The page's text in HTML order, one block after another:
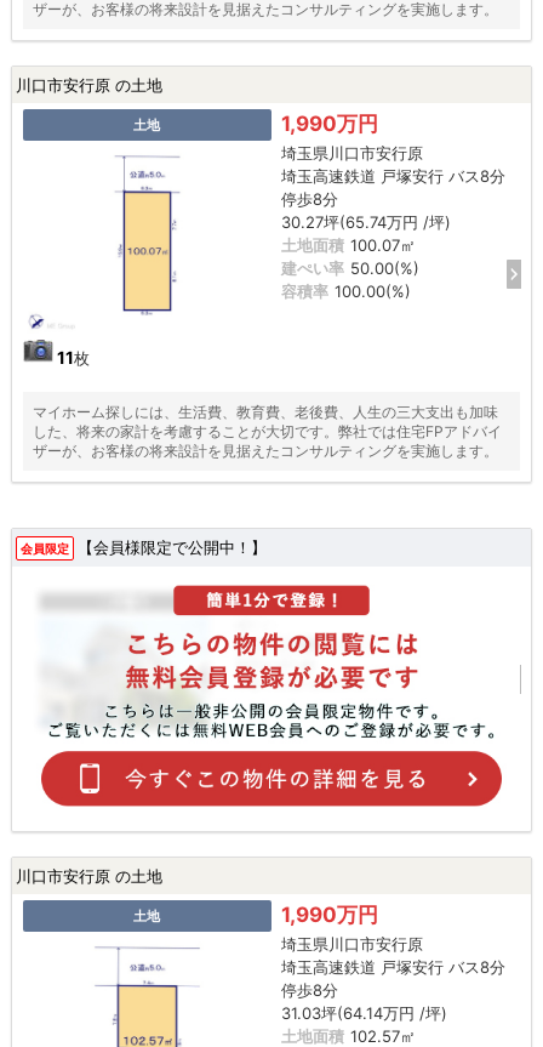
ザーが、お客様の将来設計を見据えたコンサルティングを実施します。
川口市安行原 の土地
土地
11枚
1,990万円
埼玉県川口市安行原
埼玉高速鉄道 戸塚安行 バス8分
停歩8分
30.27坪(65.74万円 /坪)
土地面積 100.07㎡
建ぺい率 50.00(%)
容積率 100.00(%)
マイホーム探しには、生活費、教育費、老後費、人生の三大支出も加味
した、将来の家計を考慮することが大切です。弊社では住宅FPアドバイ
ザーが、お客様の将来設計を見据えたコンサルティングを実施します。
会員限定 【会員様限定で公開中！】
川口市安行原 の土地
土地 1,990万円
埼玉県川口市安行原
埼玉高速鉄道 戸塚安行 バス8分
停歩8分
31.03坪(64.14万円 /坪)
土地面積 102.57㎡